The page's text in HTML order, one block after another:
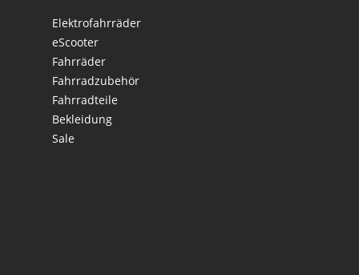
Elektrofahrräder
eScooter
Fahrräder
Fahrradzubehör
Fahrradteile
Bekleidung
Sale